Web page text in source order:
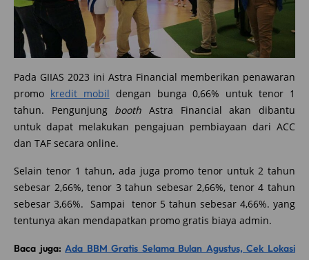
Pada GIIAS 2023 ini Astra Financial memberikan penawaran
promo kredit mobil dengan bunga 0,66% untuk tenor 1
tahun. Pengunjung booth Astra Financial akan dibantu
untuk dapat melakukan pengajuan pembiayaan dari ACC
dan TAF secara online.
Selain tenor 1 tahun, ada juga promo tenor untuk 2 tahun
sebesar 2,66%, tenor 3 tahun sebesar 2,66%, tenor 4 tahun
sebesar 3,66%. Sampai tenor 5 tahun sebesar 4,66%. yang
tentunya akan mendapatkan promo gratis biaya admin.
Baca juga:Ada BBM Gratis Selama Bulan Agustus, Cek Lokasi